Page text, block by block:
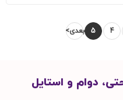
4
5 بعدی>
دوام و استایل